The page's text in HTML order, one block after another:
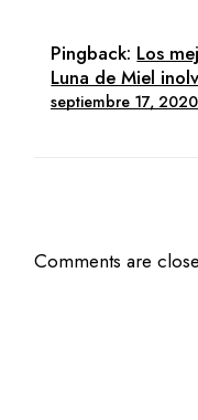
Pingback: Los
Luna de Miel
septiembre 17, 2020
Comments are